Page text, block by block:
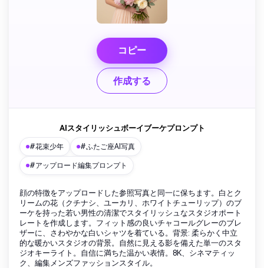
コピー
作成する
AIスタイリッシュボーイブーケプロンプト
#花束少年 #ふたご座AI写真
#アップロード編集プロンプト
顔の特徴をアップロードした参照写真と同一に保ちます。白とク
リームの花（クチナシ、ユーカリ、ホワイトチューリップ）のブ
ーケを持った若い男性の清潔でスタイリッシュなスタジオポート
レートを作成します。フィット感の良いチャコールグレーのブレ
ザーに、さわやかな白いシャツを着ている。背景: 柔らかく中立
的な暖かいスタジオの背景。自然に見える影を備えた単一のスタ
ジオキーライト。自信に満ちた温かい表情。8K、シネマティッ
ク、編集メンズファッションスタイル。